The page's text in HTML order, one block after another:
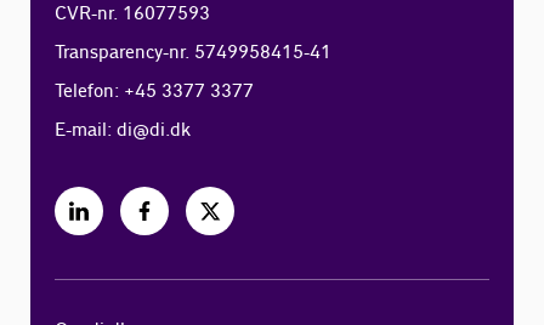
CVR-nr. 16077593
Transparency-nr. 5749958415-41
Telefon: +45 3377 3377
E-mail:di@di.dk